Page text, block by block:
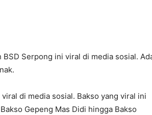
BSD Serpong ini viral di media sosial.
di media sosial. Bakso yang viral ini
Gepeng Mas Didi hingga Bakso